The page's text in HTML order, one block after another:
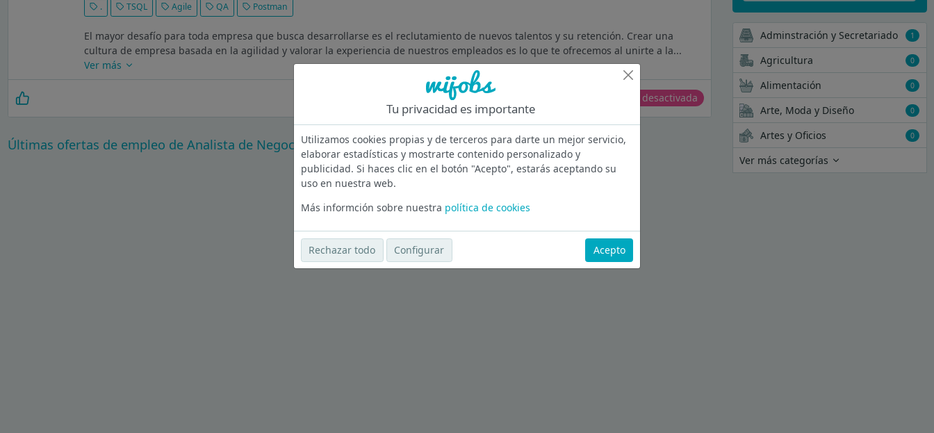
. TSQL Agile QA Postman
El mayor desafío para toda empresa que busca desarrollarse es el reclutamiento de nuevos talentos y su retención. Crear una
cultura de empresa basada en la agilidad y valorar la experiencia de nuestros empleados es lo que te ofrecemos al unirte a la...
Ver más
Oferta desactivada
Últimas ofertas de empleo de Analista de Negocio en Madrid
Ver más ofertas
Adminstración y Secretariado 1
Agricultura 0
Alimentación 0
Arte, Moda y Diseño 0
Artes y Oficios 0
Ver más categorías
Tu privacidad es importante
Utilizamos cookies propias y de terceros para darte un mejor servicio,
elaborar estadísticas y mostrarte contenido personalizado y
publicidad. Si haces clic en el botón "Acepto", estarás aceptando su
uso en nuestra web.
Más informción sobre nuestra política de cookies
Rechazar todo Configurar Acepto